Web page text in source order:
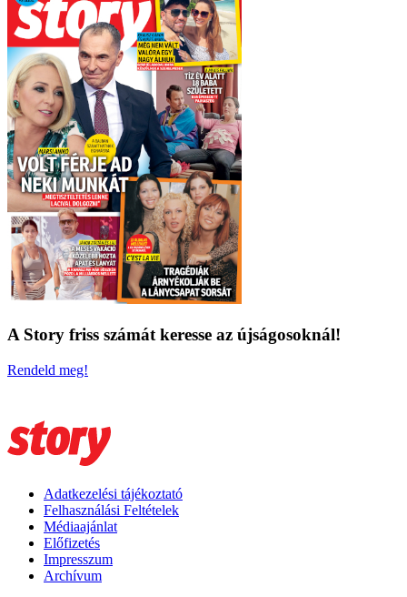
A Story friss számát keresse az újságosoknál!
Rendeld meg!
Adatkezelési tájékoztató
Felhasználási Feltételek
Médiaajánlat
Előfizetés
Impresszum
Archívum